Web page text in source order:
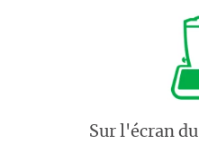
Sur l'écran